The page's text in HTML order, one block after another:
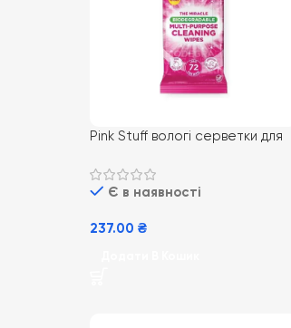
Pink Stuff вологі серветки для
універсальні 72шт
Є в наявності
237.00₴